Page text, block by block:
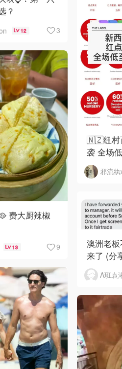
？
12 3
🇳🇿纽村
袭 全场
邪流
费大厨辣椒
13 9
澳洲老
来了 (分
A班袁